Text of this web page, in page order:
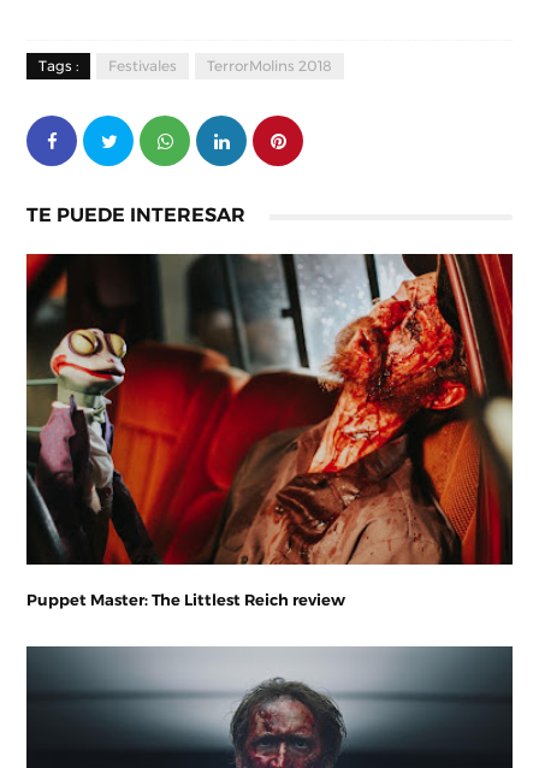
Tags : Festivales TerrorMolins 2018
TE PUEDE INTERESAR
Puppet Master: The Littlest Reich review